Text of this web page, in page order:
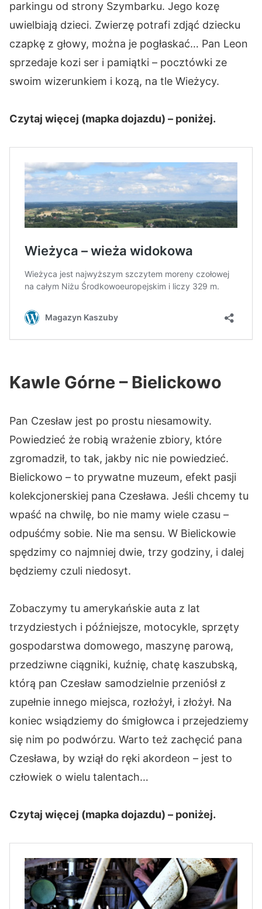
parkingu od strony Szymbarku. Jego kozę
uwielbiają dzieci. Zwierzę potrafi zdjąć dziecku
czapkę z głowy, można je pogłaskać… Pan Leon
sprzedaje kozi ser i pamiątki – pocztówki ze
swoim wizerunkiem i kozą, na tle Wieżycy.
Czytaj więcej (mapka dojazdu) – poniżej.
Kawle Górne – Bielickowo
Pan Czesław jest po prostu niesamowity.
Powiedzieć że robią wrażenie zbiory, które
zgromadził, to tak, jakby nic nie powiedzieć.
Bielickowo – to prywatne muzeum, efekt pasji
kolekcjonerskiej pana Czesława. Jeśli chcemy tu
wpaść na chwilę, bo nie mamy wiele czasu –
odpuśćmy sobie. Nie ma sensu. W Bielickowie
spędzimy co najmniej dwie, trzy godziny, i dalej
będziemy czuli niedosyt.
Zobaczymy tu amerykańskie auta z lat
trzydziestych i późniejsze, motocykle, sprzęty
gospodarstwa domowego, maszynę parową,
przedziwne ciągniki, kuźnię, chatę kaszubską,
którą pan Czesław samodzielnie przeniósł z
zupełnie innego miejsca, rozłożył, i złożył. Na
koniec wsiądziemy do śmigłowca i przejedziemy
się nim po podwórzu. Warto też zachęcić pana
Czesława, by wziął do ręki akordeon – jest to
człowiek o wielu talentach…
Czytaj więcej (mapka dojazdu) – poniżej.